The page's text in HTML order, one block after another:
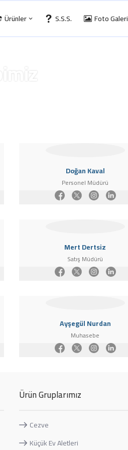
Ürünler S.S.S. Foto Galeri
Doğan Kaval
Personel Müdürü
Mert Dertsiz
Satış Müdürü
Ayşegül Nurdan
Muhasebe
Ürün Gruplarımız
Cezve
Küçük Ev Aletleri